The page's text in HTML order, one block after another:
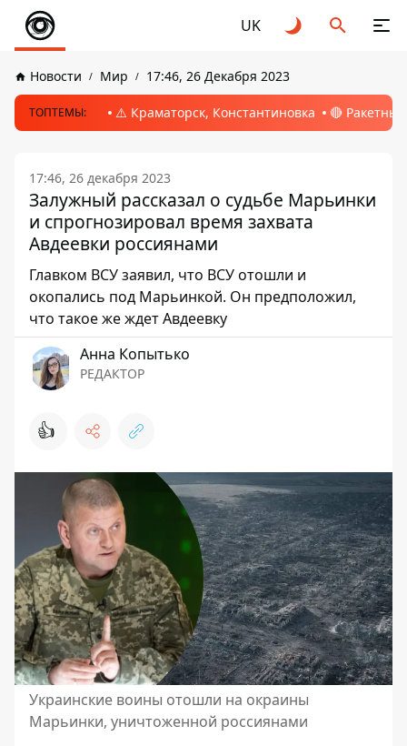
UK
Новости Мир 17:46, 26 Декабря 2023
ТОПТЕМЫ: ⚠️ Краматорск, Константиновка 🔴
17:46, 26 декабря 2023
Залужный рассказал о судьбе Марьинки
и спрогнозировал время захвата
Авдеевки россиянами
Главком ВСУ заявил, что ВСУ отошли и
окопались под Марьинкой. Он предположил,
что такое же ждет Авдеевку
Анна Копытько
РЕДАКТОР
👍
Украинские воины отошли на окраины
Марьинки, уничтоженной россиянами